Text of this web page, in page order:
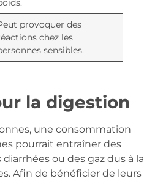
provoquer des
chez les
sensibles.
la digestion
une consommation
pourrait entraîner des
ou des gaz dus à la
Afin de bénéficier de leurs